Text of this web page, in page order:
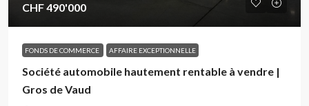
CHF 490'000
FONDS DE COMMERCE AFFAIRE EXCEPTIONNELLE
Société automobile hautement rentable à vendre |
Gros de Vaud